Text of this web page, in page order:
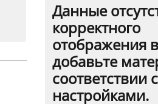
Данные
корректного
отображения
добавьте
соответствии
настройками.